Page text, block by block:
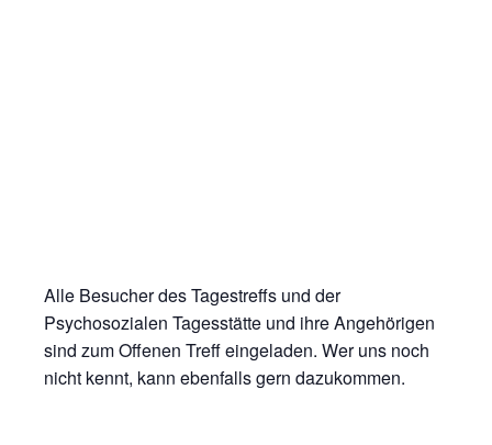
Alle Besucher des Tagestreffs und der
Psychosozialen Tagesstätte und ihre Angehörigen
sind zum Offenen Treff eingeladen. Wer uns noch
nicht kennt, kann ebenfalls gern dazukommen.